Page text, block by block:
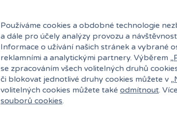
Používáme cookies a obdobné technologie
a dále pro účely analýzy provozu a
Informace o užívání našich stránek a vybrané
reklamními a analytickými partnery. Výběrem „
se zpracováním všech volitelných druhů
či blokovat jednotlivé druhy cookies můžete v „
volitelných cookies můžete také odmítnout.
souborů cookies.